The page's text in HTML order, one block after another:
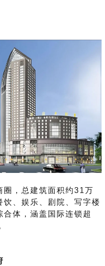
圈，总建筑面积约31万
、娱乐、剧院、写字楼
体，涵盖国际连锁超